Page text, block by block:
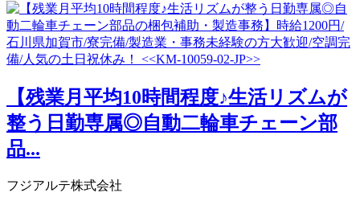
【残業月平均10時間程度♪生活リズムが
整う日勤専属◎自動二輪車チェーン部
品...
フジアルテ株式会社